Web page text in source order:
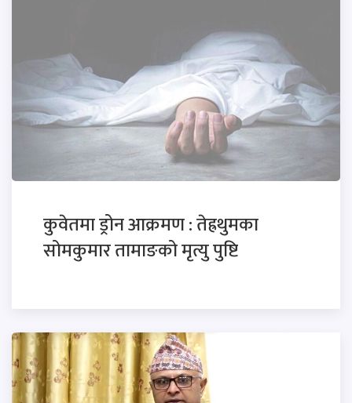
कुवेतमा ड्रोन आक्रमण : तेह्रथुमका
सोमकुमार तामाङको मृत्यु पुष्टि